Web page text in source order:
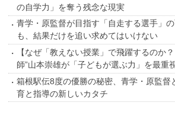
の自学力」を奪う残念な現実
青学・原監督が目指す「自走する選手」
も、結果だけを追い求めてはいけない
【なぜ「教えない授業」で飛躍するのか
師”山本崇雄が「子どもが選ぶ力」を最重
箱根駅伝8度の優勝の秘密、青学・原監督
育と指導の新しいカタチ